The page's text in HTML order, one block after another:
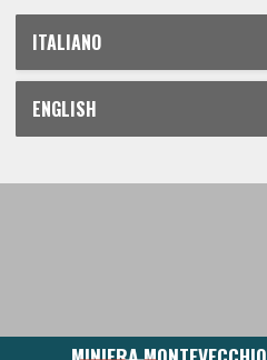
ITALIANO
ENGLISH